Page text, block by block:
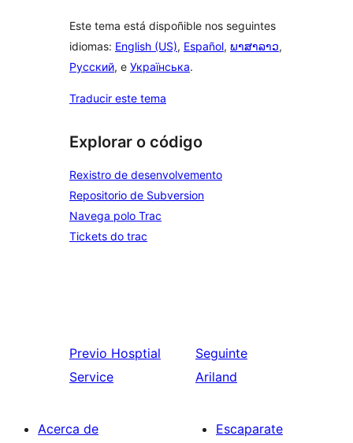
Este tema está dispoñible nos seguintes
idiomas: English (US), Español, ພາສາລາວ,
Русский, e Українська.
Traducir este tema
Explorar o código
Rexistro de desenvolvemento
Repositorio de Subversion
Navega polo Trac
Tickets do trac
Previo Hosptial
Service
Seguinte
Ariland
Acerca de
Escaparate